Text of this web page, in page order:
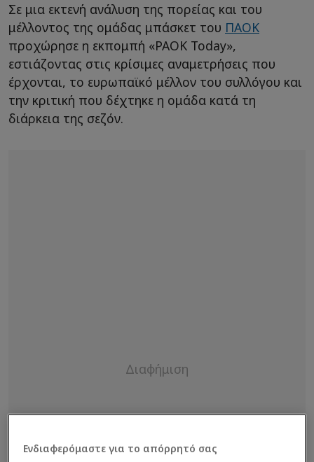
Σε μια εκτενή ανάλυση της πορείας και του
μέλλοντος της ομάδας μπάσκετ του ΠΑΟΚ
προχώρησε η εκπομπή «PAOK Today»,
εστιάζοντας στις κρίσιμες αναμετρήσεις που
έρχονται, το ευρωπαϊκό μέλλον του συλλόγου και
την κριτική που δέχτηκε η ομάδα κατά τη
διάρκεια της σεζόν.
Ενδιαφερόμαστε για το απόρρητό σας